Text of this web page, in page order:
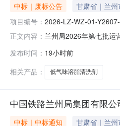
中标｜废标公告 甘肃省｜兰
项目编号： 2026-LZ-WZ-01-
正文内容： 兰州局2026年第七批运
宜无四、凡对本次内容
发布时间： 19小时前
相关产品：
低气味溶脂清洗剂
中国铁路兰州局集团有限
中标｜中标通知 甘肃省｜兰